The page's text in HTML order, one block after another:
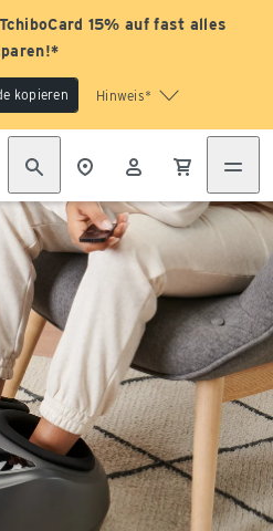
15% auf fast alles
kopieren Hinweis*